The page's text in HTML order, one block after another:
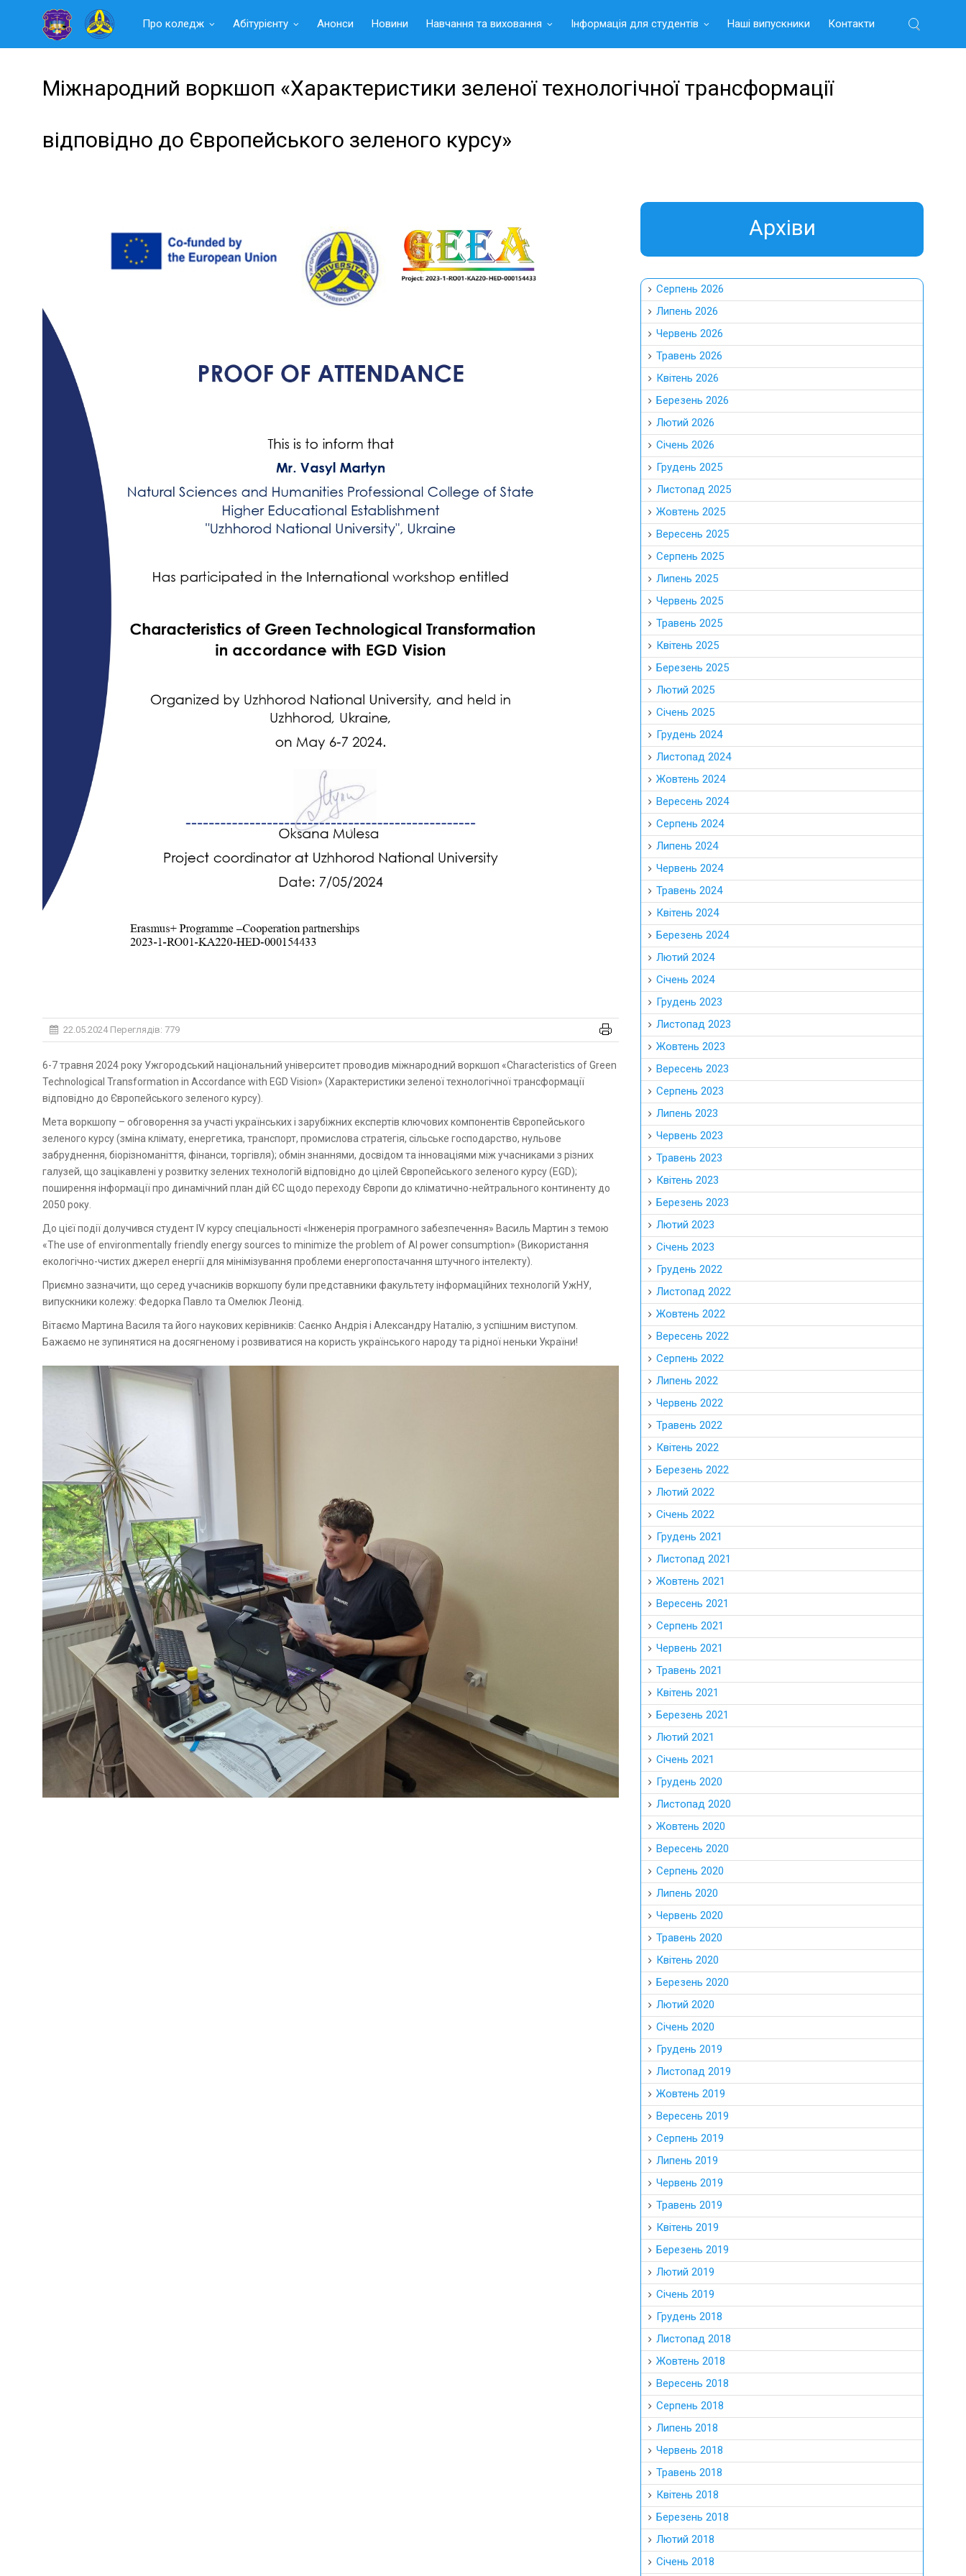
Читать
Про коледж Абітурієнту Анонси Новини Навчання та виховання Інформація для студентів Наші випускники Контакти
Міжнародний воркшоп «Характеристики зеленої технологічної трансформації
відповідно до Європейського зеленого курсу»
22.05.2024Переглядів: 779
6-7 травня 2024 року Ужгородський національний університет проводив міжнародний воркшоп «Characteristics of Green
Technological Transformation in Accordance with EGD Vision» (Характеристики зеленої технологічної трансформації
відповідно до Європейського зеленого курсу).
Мета воркшопу – обговорення за участі українських і зарубіжних експертів ключових компонентів Європейського
зеленого курсу (зміна клімату, енергетика, транспорт, промислова стратегія, сільське господарство, нульове
забруднення, біорізноманіття, фінанси, торгівля); обмін знаннями, досвідом та інноваціями між учасниками з різних
галузей, що зацікавлені у розвитку зелених технологій відповідно до цілей Європейського зеленого курсу (EGD);
поширення інформації про динамічний план дій ЄС щодо переходу Європи до кліматично-нейтрального континенту до
2050 року.
До цієї події долучився студент IV курсу спеціальності «Інженерія програмного забезпечення» Василь Мартин з темою
«The use of environmentally friendly energy sources to minimize the problem of AI power consumption» (Використання
екологічно-чистих джерел енергії для мінімізування проблеми енергопостачання штучного інтелекту).
Приємно зазначити, що серед учасників воркшопу були представники факультету інформаційних технологій УжНУ,
випускники колежу: Федорка Павло та Омелюк Леонід.
Вітаємо Мартина Василя та його наукових керівників: Саєнко Андрія і Александру Наталію, з успішним виступом.
Бажаємо не зупинятися на досягненому і розвиватися на користь українського народу та рідної неньки України!
Aрхіви
Серпень 2026
Липень 2026
Червень 2026
Травень 2026
Квітень 2026
Березень 2026
Лютий 2026
Січень 2026
Грудень 2025
Листопад 2025
Жовтень 2025
Вересень 2025
Серпень 2025
Липень 2025
Червень 2025
Травень 2025
Квітень 2025
Березень 2025
Лютий 2025
Січень 2025
Грудень 2024
Листопад 2024
Жовтень 2024
Вересень 2024
Серпень 2024
Липень 2024
Червень 2024
Травень 2024
Квітень 2024
Березень 2024
Лютий 2024
Січень 2024
Грудень 2023
Листопад 2023
Жовтень 2023
Вересень 2023
Серпень 2023
Липень 2023
Червень 2023
Травень 2023
Квітень 2023
Березень 2023
Лютий 2023
Січень 2023
Грудень 2022
Листопад 2022
Жовтень 2022
Вересень 2022
Серпень 2022
Липень 2022
Червень 2022
Травень 2022
Квітень 2022
Березень 2022
Лютий 2022
Січень 2022
Грудень 2021
Листопад 2021
Жовтень 2021
Вересень 2021
Серпень 2021
Червень 2021
Травень 2021
Квітень 2021
Березень 2021
Лютий 2021
Січень 2021
Грудень 2020
Листопад 2020
Жовтень 2020
Вересень 2020
Серпень 2020
Липень 2020
Червень 2020
Травень 2020
Квітень 2020
Березень 2020
Лютий 2020
Січень 2020
Грудень 2019
Листопад 2019
Жовтень 2019
Вересень 2019
Серпень 2019
Липень 2019
Червень 2019
Травень 2019
Квітень 2019
Березень 2019
Лютий 2019
Січень 2019
Грудень 2018
Листопад 2018
Жовтень 2018
Вересень 2018
Серпень 2018
Липень 2018
Червень 2018
Травень 2018
Квітень 2018
Березень 2018
Лютий 2018
Січень 2018